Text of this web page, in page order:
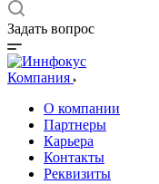
Задать вопрос
Компания
О компании
Партнеры
Карьера
Контакты
Реквизиты